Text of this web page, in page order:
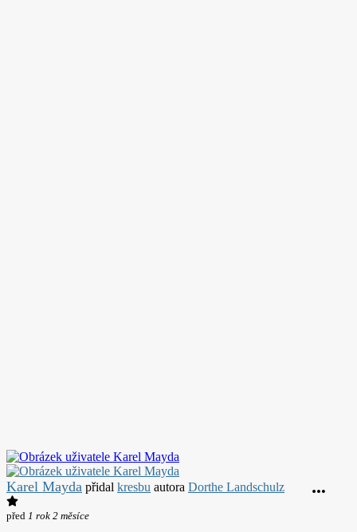
Karel Mayda přidal kresbu autora Dorthe Landschulz
před 1 rok 2 měsíce